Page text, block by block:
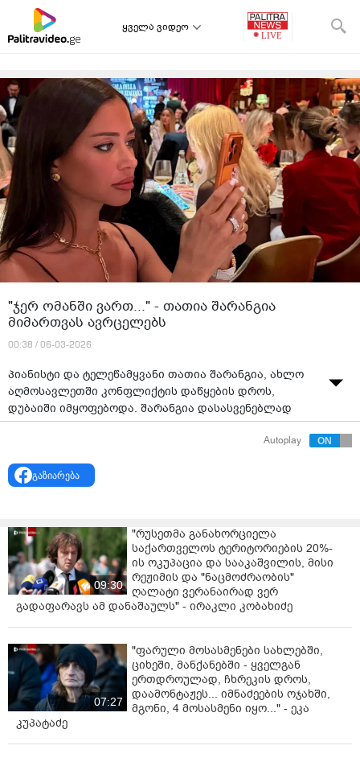
ყველა ვიდეო
"ჯერ ომანში ვართ..." - თათია შარანგია
მიმართვას ავრცელებს
00:38 / 06-03-2026
პიანისტი და ტელეწამყვანი თათია შარანგია, ახლო
აღმოსავლეთში კონფლიქტის დაწყების დროს,
დუბაიში იმყოფებოდა. შარანგია დასასვენებლად
ოჯახთან ერთად გაემგზავრა, თუმცა მისი გეგმები,
აშკარად, შეიცვალა და ახლა ცდილობს, როგორმე
„ჯერ ომანში ვართ, მალე აეროპორტისკენ... იმედია,
Autoplay
გაზიარება
09:30
"რუსეთმა განახორციელა
საქართველოს ტერიტორიების 20%-
ის ოკუპაცია და სააკაშვილის, მისი
რეჟიმის და "ნაცმოძრაობის"
ღალატი ვერანაირად ვერ
გადაფარავს ამ დანაშაულს" - ირაკლი კობახიძე
07:27
"ფარული მოსასმენები სახლებში,
ციხეში, მანქანებში - ყველგან
ერთდროულად, ჩხრეკის დროს,
დაამონტაჟეს... იმნაძეების ოჯახში,
მგონი, 4 მოსასმენი იყო..." - ეკა
კუპატაძე